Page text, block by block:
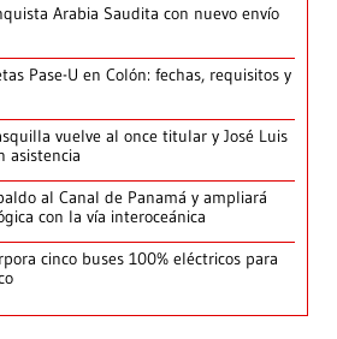
Arabia Saudita con nuevo envío
Pase-U en Colón: fechas, requisitos y
vuelve al once titular y José Luis
asistencia
al Canal de Panamá y ampliará
con la vía interoceánica
cinco buses 100% eléctricos para